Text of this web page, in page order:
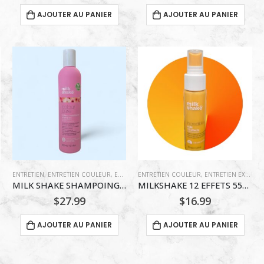
AJOUTER AU PANIER AJOUTER AU PANIER
HYDRATANT ,MILKSHAKE PRODUITS DÉMÊLANT,PRODUITS DIVERS
ENTRETIEN, ENTRETIEN COULEUR, ENTRETIEN EXTENSIONS CAPILLAIRES
MILK SHAKE SHAMPOING POUR MAINTIEN CHEVEUX COLORE 300ML
$27.99
AJOUTER AU PANIER
ENTRETIEN COULEUR, ENTRETIEN EXTENSIONS CAPILLAIRES
MILKSHAKE 12 EFFETS 55ML
$16.99
AJOUTER AU PANIER